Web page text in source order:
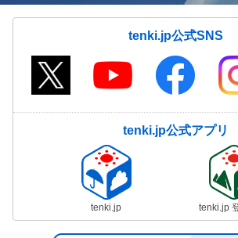
tenki.jp公式SNS
tenki.jp公式アプリ
tenki.jp tenki.jp